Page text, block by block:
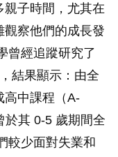
子時間，尤其在
察他們的成長發
曾經追蹤研究了
結果顯示：由全
高中課程（A-
於其 0-5 歲期間全
較少面對失業和